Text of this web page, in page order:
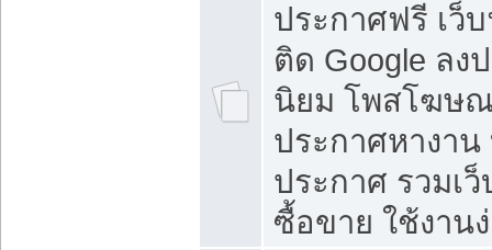
ประกาศฟรี เว็
ติด Google ลง
นิยม โพสโฆษ
ประกาศหางาน
ประกาศ รวมเ
ซื้อขาย ใช้งาน